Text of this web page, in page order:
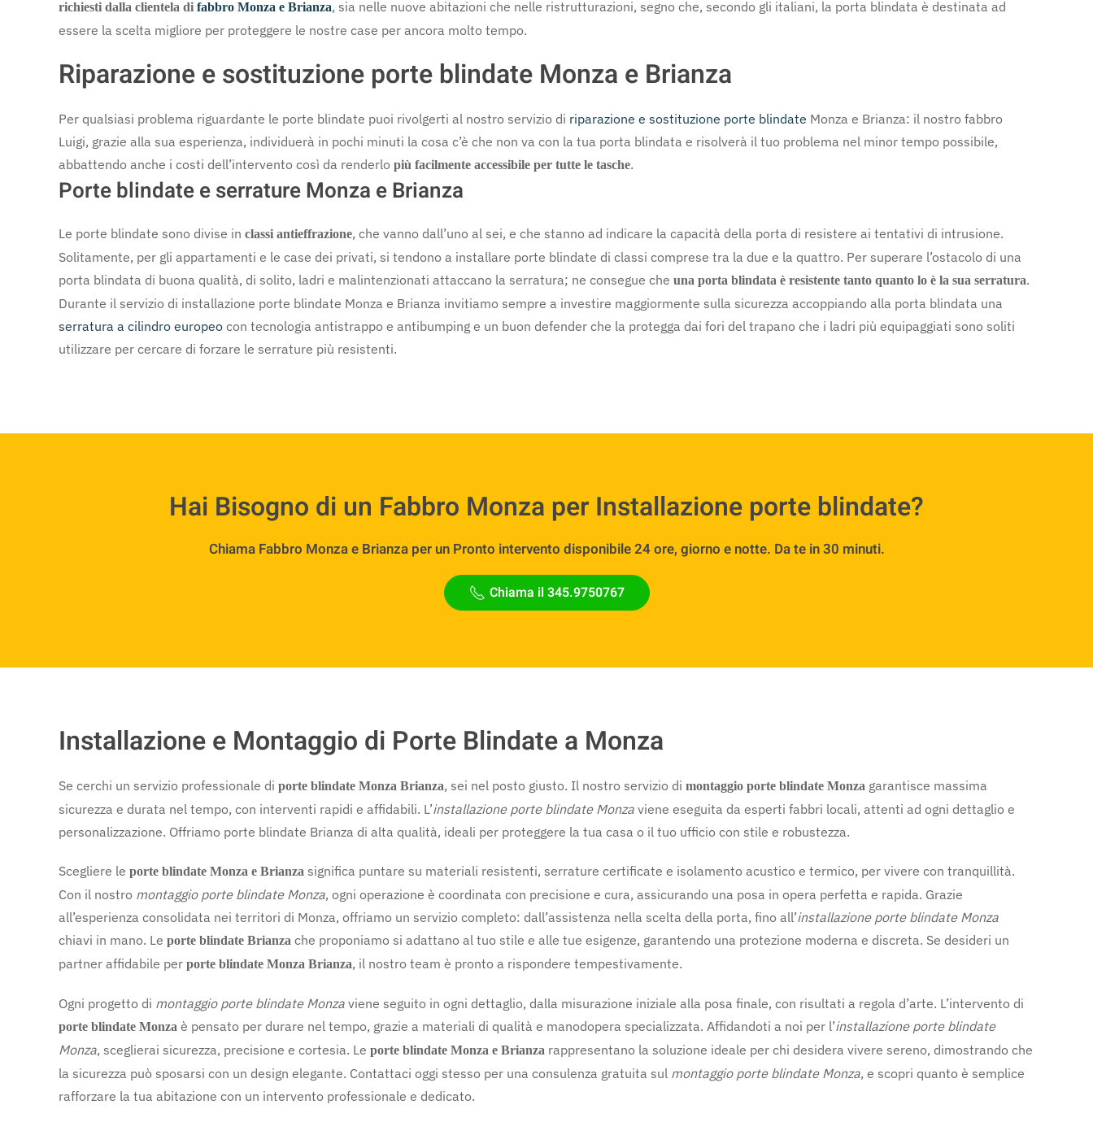
richiesti dalla clientela di fabbro Monza e Brianza, sia nelle nuove abitazioni che nelle ristrutturazioni, segno che, secondo gli italiani, la porta blindata è destinata ad
essere la scelta migliore per proteggere le nostre case per ancora molto tempo.
Riparazione e sostituzione porte blindate Monza e Brianza
Per qualsiasi problema riguardante le porte blindate puoi rivolgerti al nostro servizio di riparazione e sostituzione porte blindate Monza e Brianza: il nostro fabbro
Luigi, grazie alla sua esperienza, individuerà in pochi minuti la cosa c’è che non va con la tua porta blindata e risolverà il tuo problema nel minor tempo possibile,
abbattendo anche i costi dell’intervento così da renderlo più facilmente accessibile per tutte le tasche.
Porte blindate e serrature Monza e Brianza
Le porte blindate sono divise in classi antieffrazione, che vanno dall’uno al sei, e che stanno ad indicare la capacità della porta di resistere ai tentativi di intrusione.
Solitamente, per gli appartamenti e le case dei privati, si tendono a installare porte blindate di classi comprese tra la due e la quattro. Per superare l’ostacolo di una
porta blindata di buona qualità, di solito, ladri e malintenzionati attaccano la serratura; ne consegue che una porta blindata è resistente tanto quanto lo è la sua serratura.
Durante il servizio di installazione porte blindate Monza e Brianza invitiamo sempre a investire maggiormente sulla sicurezza accoppiando alla porta blindata una
serratura a cilindro europeo con tecnologia antistrappo e antibumping e un buon defender che la protegga dai fori del trapano che i ladri più equipaggiati sono soliti
utilizzare per cercare di forzare le serrature più resistenti.
Hai Bisogno di un Fabbro Monza per Installazione porte blindate?
Chiama Fabbro Monza e Brianza per un Pronto intervento disponibile 24 ore, giorno e notte. Da te in 30 minuti.
Chiama il 345.9750767
Installazione e Montaggio di Porte Blindate a Monza
Se cerchi un servizio professionale di porte blindate Monza Brianza, sei nel posto giusto. Il nostro servizio di montaggio porte blindate Monza garantisce massima
sicurezza e durata nel tempo, con interventi rapidi e affidabili. L’installazione porte blindate Monza viene eseguita da esperti fabbri locali, attenti ad ogni dettaglio e
personalizzazione. Offriamo porte blindate Brianza di alta qualità, ideali per proteggere la tua casa o il tuo ufficio con stile e robustezza.
Scegliere le porte blindate Monza e Brianza significa puntare su materiali resistenti, serrature certificate e isolamento acustico e termico, per vivere con tranquillità.
Con il nostro montaggio porte blindate Monza, ogni operazione è coordinata con precisione e cura, assicurando una posa in opera perfetta e rapida. Grazie
all’esperienza consolidata nei territori di Monza, offriamo un servizio completo: dall’assistenza nella scelta della porta, fino all’installazione porte blindate Monza
chiavi in mano. Le porte blindate Brianza che proponiamo si adattano al tuo stile e alle tue esigenze, garantendo una protezione moderna e discreta. Se desideri un
partner affidabile per porte blindate Monza Brianza, il nostro team è pronto a rispondere tempestivamente.
Ogni progetto di montaggio porte blindate Monza viene seguito in ogni dettaglio, dalla misurazione iniziale alla posa finale, con risultati a regola d’arte. L’intervento di
porte blindate Monza è pensato per durare nel tempo, grazie a materiali di qualità e manodopera specializzata. Affidandoti a noi per l’installazione porte blindate
Monza, sceglierai sicurezza, precisione e cortesia. Le porte blindate Monza e Brianza rappresentano la soluzione ideale per chi desidera vivere sereno, dimostrando che
la sicurezza può sposarsi con un design elegante. Contattaci oggi stesso per una consulenza gratuita sul montaggio porte blindate Monza, e scopri quanto è semplice
rafforzare la tua abitazione con un intervento professionale e dedicato.